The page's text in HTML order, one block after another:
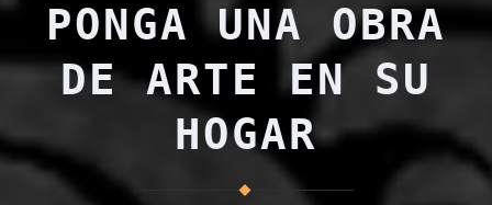
PONGA UNA OBRA
DE ARTE EN SU
HOGAR